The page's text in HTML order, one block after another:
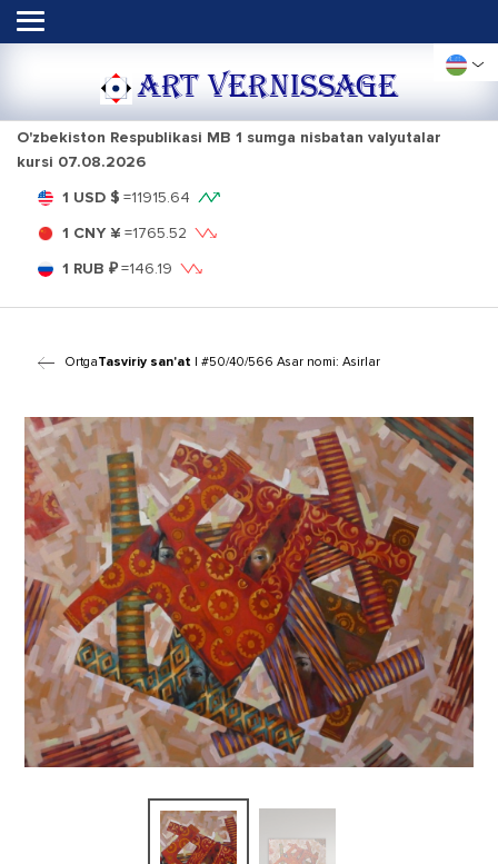
ART VERNISSAGE
O'zbekiston Respublikasi MB 1 sumga nisbatan valyutalar
kursi 07.08.2026
1 USD $ =11915.64
1 CNY ¥ =1765.52
1 RUB ₽=146.19
OrtgaTasviriy san'at | #50/40/566 Asar nomi: Asirlar